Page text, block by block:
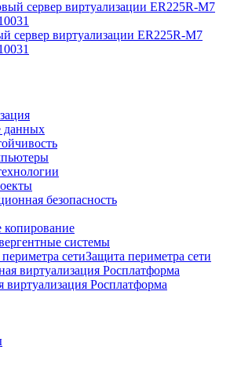
сервер виртуализации ER225R-M7
данных
безопасность
копирование
системы
Защита периметра сети
виртуализация Росплатформа